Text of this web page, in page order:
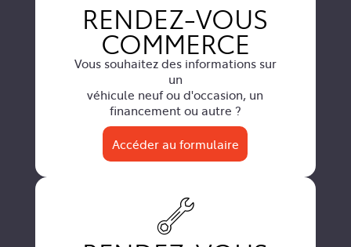
RENDEZ-VOUS
COMMERCE
Vous souhaitez des informations sur
un
véhicule neuf ou d'occasion, un
financement ou autre ?
Accéder au formulaire